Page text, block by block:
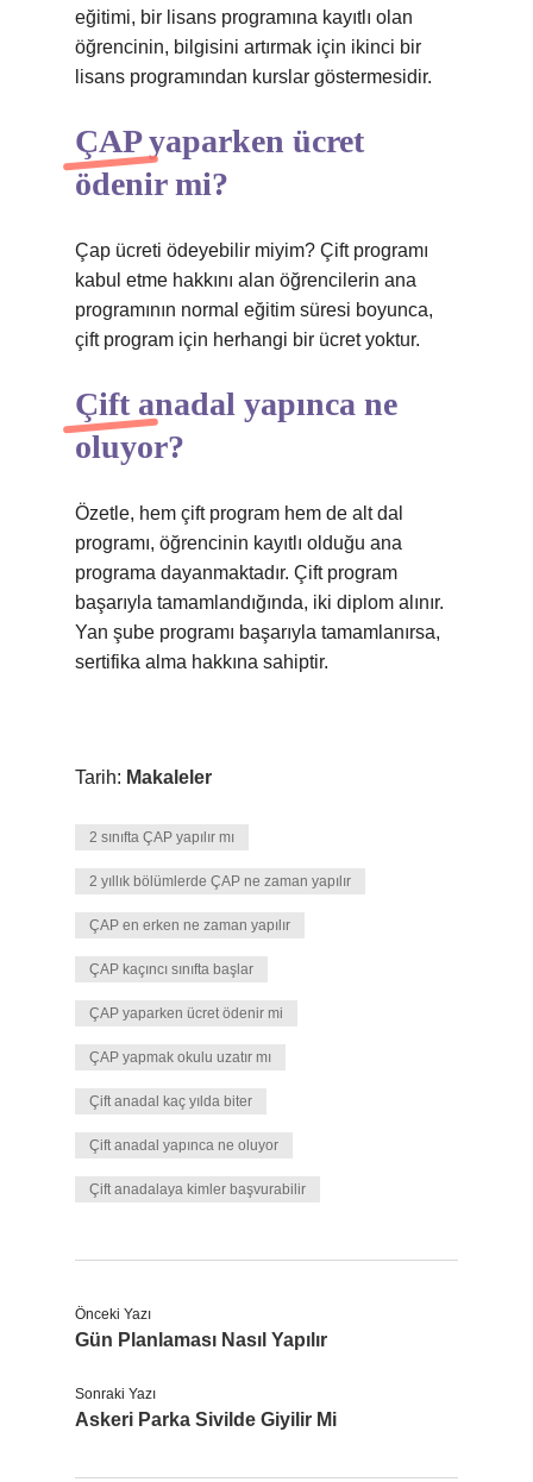
eğitimi, bir lisans programına kayıtlı olan
öğrencinin, bilgisini artırmak için ikinci bir
lisans programından kurslar göstermesidir.
ÇAP yaparken ücret
ödenir mi?
Çap ücreti ödeyebilir miyim? Çift programı
kabul etme hakkını alan öğrencilerin ana
programının normal eğitim süresi boyunca,
çift program için herhangi bir ücret yoktur.
Çift anadal yapınca ne
oluyor?
Özetle, hem çift program hem de alt dal
programı, öğrencinin kayıtlı olduğu ana
programa dayanmaktadır. Çift program
başarıyla tamamlandığında, iki diplom alınır.
Yan şube programı başarıyla tamamlanırsa,
sertifika alma hakkına sahiptir.
Tarih: Makaleler
2 sınıfta ÇAP yapılır mı
2 yıllık bölümlerde ÇAP ne zaman yapılır
ÇAP en erken ne zaman yapılır
ÇAP kaçıncı sınıfta başlar
ÇAP yaparken ücret ödenir mi
ÇAP yapmak okulu uzatır mı
Çift anadal kaç yılda biter
Çift anadal yapınca ne oluyor
Çift anadalaya kimler başvurabilir
Önceki Yazı
Gün Planlaması Nasıl Yapılır
Sonraki Yazı
Askeri Parka Sivilde Giyilir Mi